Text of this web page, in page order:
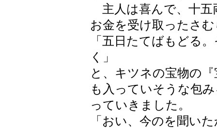
主人は喜んで、十五
お金を受け取ったさ
「五日たてばもどる
く」
と、キツネの宝物の
も入っていそうな包
っていきました。
「おい、今のを聞い